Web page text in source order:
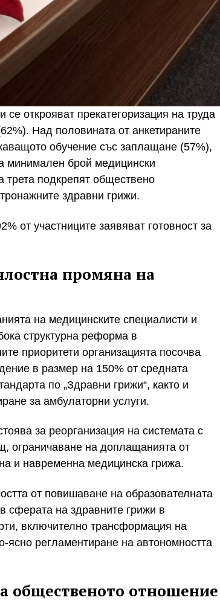
открояват прекатегоризация на труда
Над половината от анкетираните
обучение със заплащане (57%),
минимален брой медицински
трета подкрепят обществено
здравни грижи.
от участниците заявяват готовност за
промяна на
на медицинските специалисти и
структурна реформа в
приоритети организацията посочва
в размер на 150% от средната
по „Здравни грижи“, както и
за амбулаторни услуги.
за реорганизация на системата с
ограничаване на доплащанията от
и навременна медицинска грижа.
от повишаване на образователната
сферата на здравните грижи в
включително трансформация на
регламентиране на автономността
общественото отношение